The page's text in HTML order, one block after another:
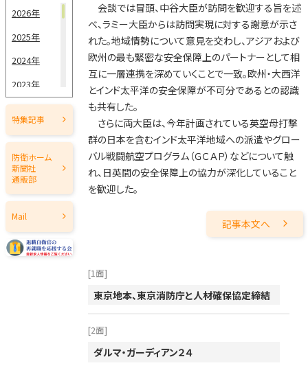
3月15日
3月1日
2月1日
1月15日
1月1日
2026年
2025年
2024年
2023年
2022年
2020年
2019年
2018年
2016年
特集記事
防衛ホーム
新聞社
通販部
Mail
会談では冒頭、中谷大臣が訪問を歓迎する旨を述
べ、ラミー大臣からは訪問実現に対する謝意が示さ
れた。地域情勢について意見を交わし、アジアおよび
欧州の最も緊密な安全保障上のパートナーとして相
互に一層連携を深めていくことで一致。欧州・大西洋
とインド太平洋の安全保障が不可分であるとの認識
も共有した。
さらに両大臣は、今年計画されている英空母打撃
群の日本を含むインド太平洋地域への派遣やグロー
バル戦闘航空プログラム（ＧＣＡＰ）などについて触
れ、日英間の安全保障上の協力が深化していること
を歓迎した。
記事本文へ
[1面]
東京地本、東京消防庁と人材確保協定締結
[2面]
ダルマ・ガーディアン２４